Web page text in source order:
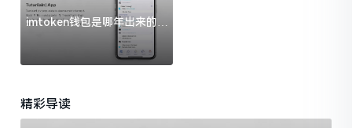
imtoken钱包是哪年出来的？
一文给你说清楚
精彩导读